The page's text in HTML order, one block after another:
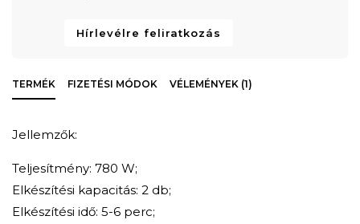
Hírlevélre feliratkozás
TERMÉK FIZETÉSI MÓDOK VÉLEMÉNYEK (1)
Jellemzők:
Teljesítmény: 780 W;
Elkészítési kapacitás: 2 db;
Elkészítési idő: 5-6 perc;